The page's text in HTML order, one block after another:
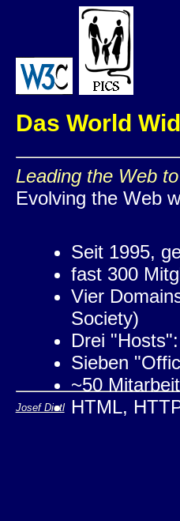
Das World
Leading the Web
Evolving the Web
Seit 1995,
fast 300
Vier
Society)
Drei
Sieben
~50
HTML,
Josef Dietl